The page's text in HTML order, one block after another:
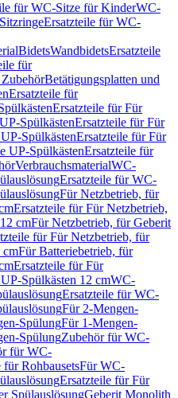
für WC-Sitze für KinderWC-
Ersatzteile für WC-
BidetsWandbidetsErsatzteile
für
Betätigungsplatten und
Ersatzteile für
Ersatzteile für Für
SpülkästenErsatzteile für Für
SpülkästenErsatzteile für Für
UP-SpülkästenErsatzteile für
VerbrauchsmaterialWC-
Ersatzteile für WC-
Für Netzbetrieb, für
Ersatzteile für Für Netzbetrieb,
cmFür Netzbetrieb, für Geberit
für Für Netzbetrieb, für
cmFür Batteriebetrieb, für
Ersatzteile für Für
Spülkästen 12 cmWC-
Ersatzteile für WC-
Für 2-Mengen-
SpülungFür 1-Mengen-
SpülungZubehör für WC-
für WC-
für RohbausetsFür WC-
Ersatzteile für Für
SpülauslösungGeberit Monolith